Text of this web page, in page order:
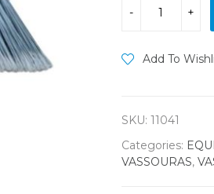
Add To
SKU: 11041
Categories:
VASSOURAS,